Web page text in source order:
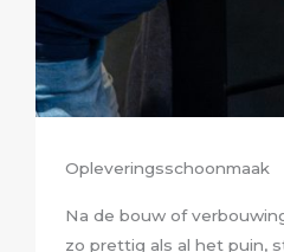
Opleveringsschoonmaak
Na de bouw of
zo prettig als al het puin,